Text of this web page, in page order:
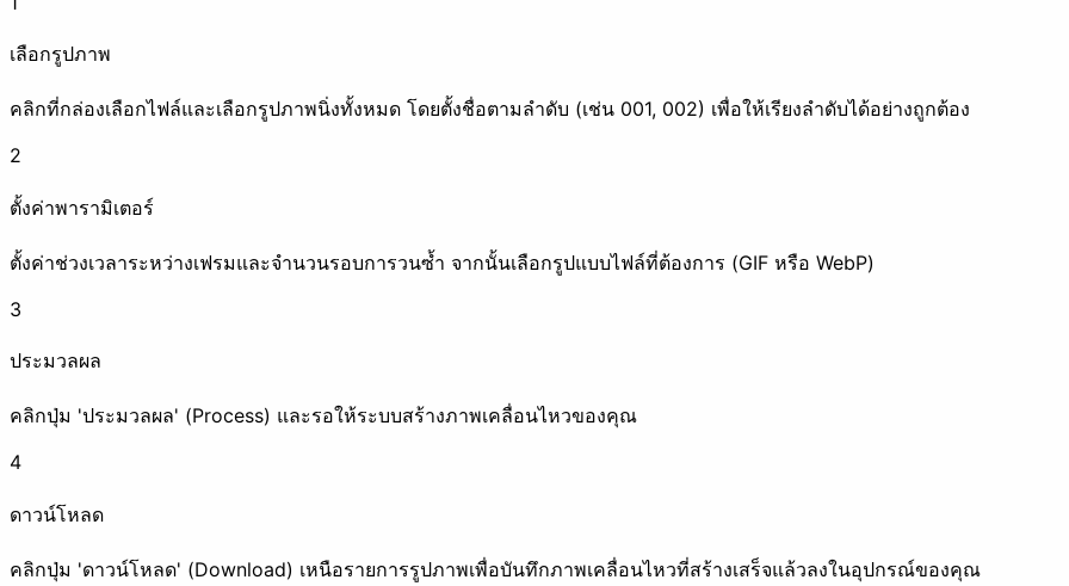
ปรับปรุงภาพ
ตกแต่งภาพ
เลือกรูปภาพ
คลิกที่กล่องเลือกไฟล์และเลือกรูปภาพนิ่งทั้งหมด โดยตั้งชื่อตามลำดับ (เช่น 001, 002) เพื่อให้เรียงลำดับได้อย่างถูกต้อง
2
ตั้งค่าพารามิเตอร์
ตั้งค่าช่วงเวลาระหว่างเฟรมและจำนวนรอบการวนซ้ำ จากนั้นเลือกรูปแบบไฟล์ที่ต้องการ (GIF หรือ WebP)
3
ประมวลผล
คลิกปุ่ม 'ประมวลผล' (Process) และรอให้ระบบสร้างภาพเคลื่อนไหวของคุณ
4
ดาวน์โหลด
คลิกปุ่ม 'ดาวน์โหลด' (Download) เหนือรายการรูปภาพเพื่อบันทึกภาพเคลื่อนไหวที่สร้างเสร็จแล้วลงในอุปกรณ์ของคุณ